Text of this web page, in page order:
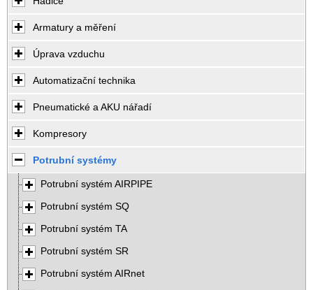
Armatury a měření
Úprava vzduchu
Automatizační technika
Pneumatické a AKU nářadí
Kompresory
Potrubní systémy
Potrubní systém AIRPIPE
Potrubní systém SQ
Potrubní systém TA
Potrubní systém SR
Potrubní systém AIRnet